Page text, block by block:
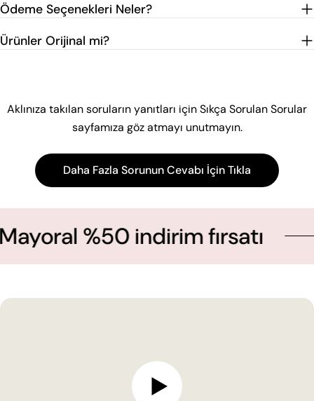
Ödeme Seçenekleri Neler?
Ürünler Orijinal mi?
Aklınıza takılan soruların yanıtları için Sıkça Sorulan Sorular
sayfamıza göz atmayı unutmayın.
Daha Fazla Sorunun Cevabı İçin Tıkla
%50 indirim fırsatı